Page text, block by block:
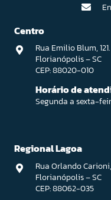
Centro
Rua Emilio Blum,
Florianópolis – SC
CEP: 88020-010
Horário de
Segunda a sexta-
Regional Lagoa
Rua Orlando
Florianópolis – SC
CEP: 88062-035